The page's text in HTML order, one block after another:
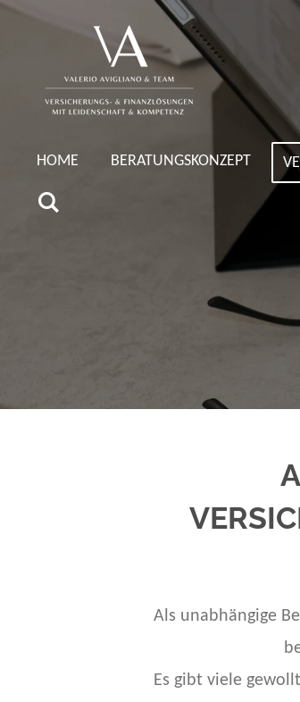
Hauptinhalt
springen
HOME BERATUNGSKONZEPT
Als unabhängige
Es gibt viele